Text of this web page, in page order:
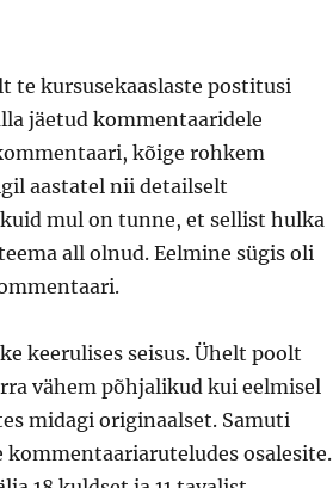
te kursusekaaslaste postitusi
jäetud kommentaaridele
kõige rohkem
aastatel nii detailselt
mul on tunne, et sellist hulka
all olnud. Eelmine sügis oli
keerulises seisus. Ühelt poolt
vähem põhjalikud kui eelmisel
midagi originaalset. Samuti
osalesite.